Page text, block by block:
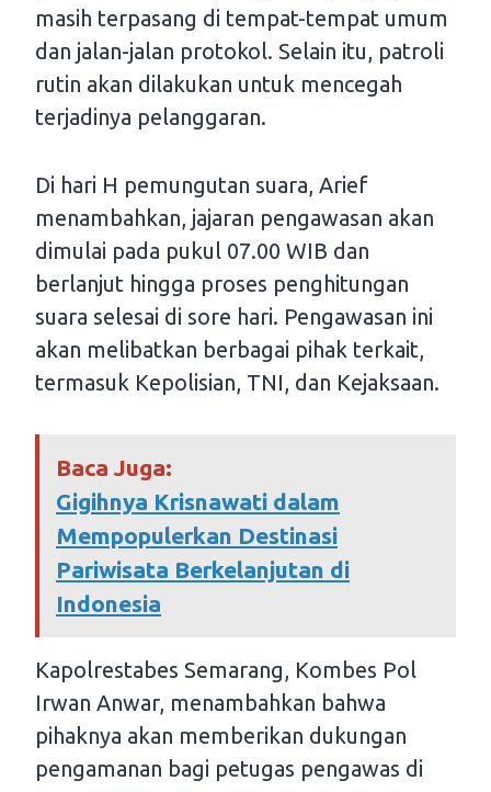
masih terpasang di tempat-tempat umum
dan jalan-jalan protokol. Selain itu, patroli
rutin akan dilakukan untuk mencegah
terjadinya pelanggaran.
Di hari H pemungutan suara, Arief
menambahkan, jajaran pengawasan akan
dimulai pada pukul 07.00 WIB dan
berlanjut hingga proses penghitungan
suara selesai di sore hari. Pengawasan ini
akan melibatkan berbagai pihak terkait,
termasuk Kepolisian, TNI, dan Kejaksaan.
Baca Juga:
Gigihnya Krisnawati dalam
Mempopulerkan Destinasi
Pariwisata Berkelanjutan di
Indonesia
Kapolrestabes Semarang, Kombes Pol
Irwan Anwar, menambahkan bahwa
pihaknya akan memberikan dukungan
pengamanan bagi petugas pengawas di